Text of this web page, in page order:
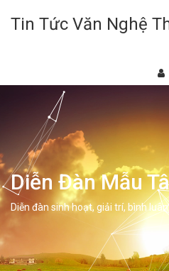
Tin Tức Văn Nghệ
Diễn Đàn Mẫu
Diễn đàn sinh hoạt, giải trí, bình